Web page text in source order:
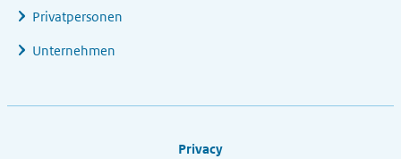
Privatpersonen
Unternehmen
Privacy